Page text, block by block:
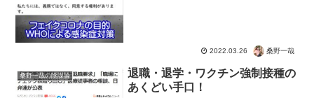
2022.03.26 桑野一哉
桑野一哉の陰謀論
退職・退学・ワクチン強制接種の
あくどい手口！